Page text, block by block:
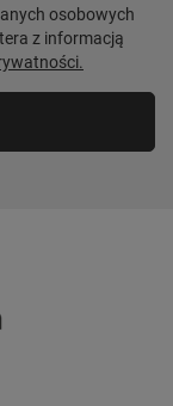
osobowych
z informacją